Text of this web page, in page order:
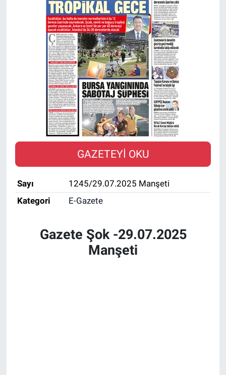
GAZETEYİ OKU
Sayı
1245/29.07.2025 Manşeti
Kategori
E-Gazete
Gazete Şok -29.07.2025
Manşeti
SAĞLIK
EKONOMİ
EĞİTİM
ÖZEL HABER
Keşfet
RESMİ İLANLAR